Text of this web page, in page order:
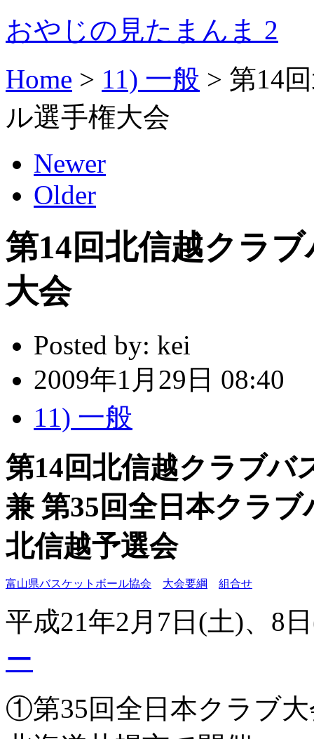
おやじの見たまんま 2
Home > 11) 一般 > 第14
ル選手権大会
Newer
Older
第14回北信越クラ
大会
Posted by: kei
2009年1月29日 08:40
11) 一般
第14回北信越クラブバ
兼 第35回全日本クラ
北信越予選会
富山県バスケットボール協会 大会要綱 組合せ
平成21年2月7日(土)、
ー
①第35回全日本クラブ大